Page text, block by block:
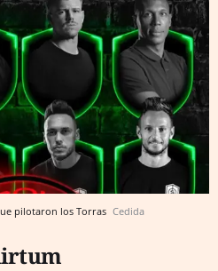
pilotaron los Torras Cedida